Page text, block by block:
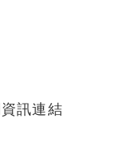
訊連結